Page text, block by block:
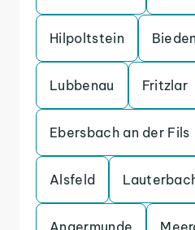
Hilpoltstein
Lubbenau Fritzlar
Ebersbach an der Fils
Alsfeld
Angermunde